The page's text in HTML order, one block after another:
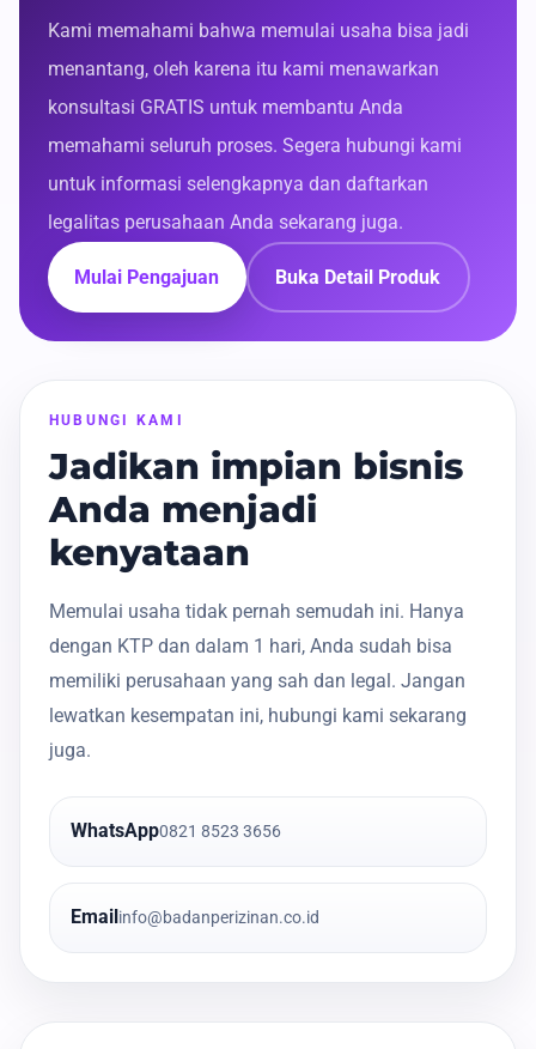
Kami memahami bahwa memulai usaha bisa jadi
menantang, oleh karena itu kami menawarkan
konsultasi GRATIS untuk membantu Anda
memahami seluruh proses. Segera hubungi kami
untuk informasi selengkapnya dan daftarkan
legalitas perusahaan Anda sekarang juga.
Mulai Pengajuan Buka Detail Produk
HUBUNGI KAMI
Jadikan impian bisnis
Anda menjadi
kenyataan
Memulai usaha tidak pernah semudah ini. Hanya
dengan KTP dan dalam 1 hari, Anda sudah bisa
memiliki perusahaan yang sah dan legal. Jangan
lewatkan kesempatan ini, hubungi kami sekarang
juga.
WhatsApp0821 8523 3656
Email info@badanperizinan.co.id